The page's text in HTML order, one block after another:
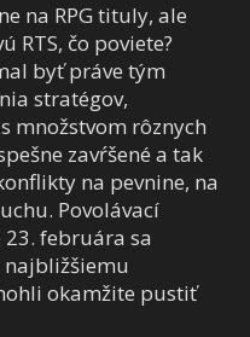
na RPG tituly, ale
RTS, čo poviete?
byť práve tým
stratégov,
množstvom rôznych
zavŕšené a tak
na pevnine, na
Povolávací
februára sa
najbližšiemu
okamžite pustiť